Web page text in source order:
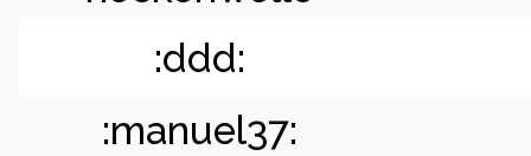
:ddd:
:manuel37: